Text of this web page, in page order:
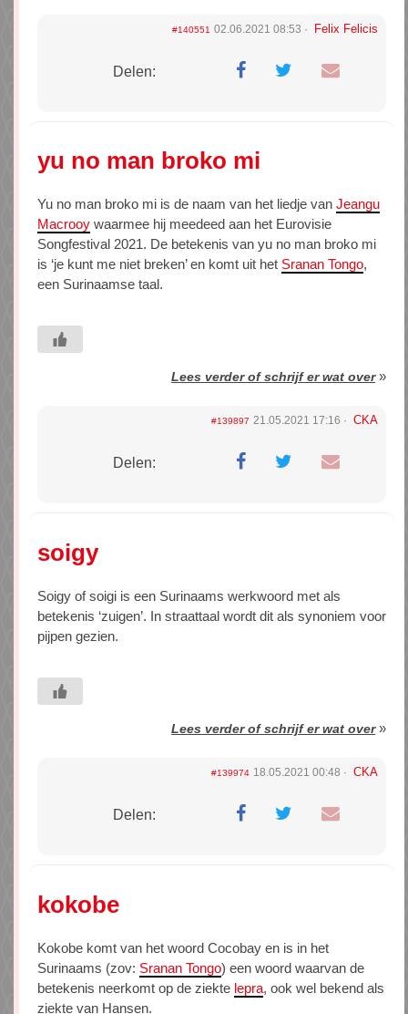
#140551 02.06.2021 08:53 Felix Felicis
Delen:
yu no man broko mi
Yu no man broko mi is de naam van het liedje van Jeangu
Macrooy waarmee hij meedeed aan het Eurovisie
Songfestival 2021. De betekenis van yu no man broko mi
is ‘je kunt me niet breken’ en komt uit het Sranan Tongo,
een Surinaamse taal.
Lees verder of schrijf er wat over»
#139897 21.05.2021 17:16 CKA
Delen:
soigy
Soigy of soigi is een Surinaams werkwoord met als
betekenis ‘zuigen’. In straattaal wordt dit als synoniem voor
pijpen gezien.
Lees verder of schrijf er wat over»
#139974 18.05.2021 00:48 CKA
Delen:
kokobe
Kokobe komt van het woord Cocobay en is in het
Surinaams (zov: Sranan Tongo) een woord waarvan de
betekenis neerkomt op de ziekte lepra, ook wel bekend als
ziekte van Hansen.